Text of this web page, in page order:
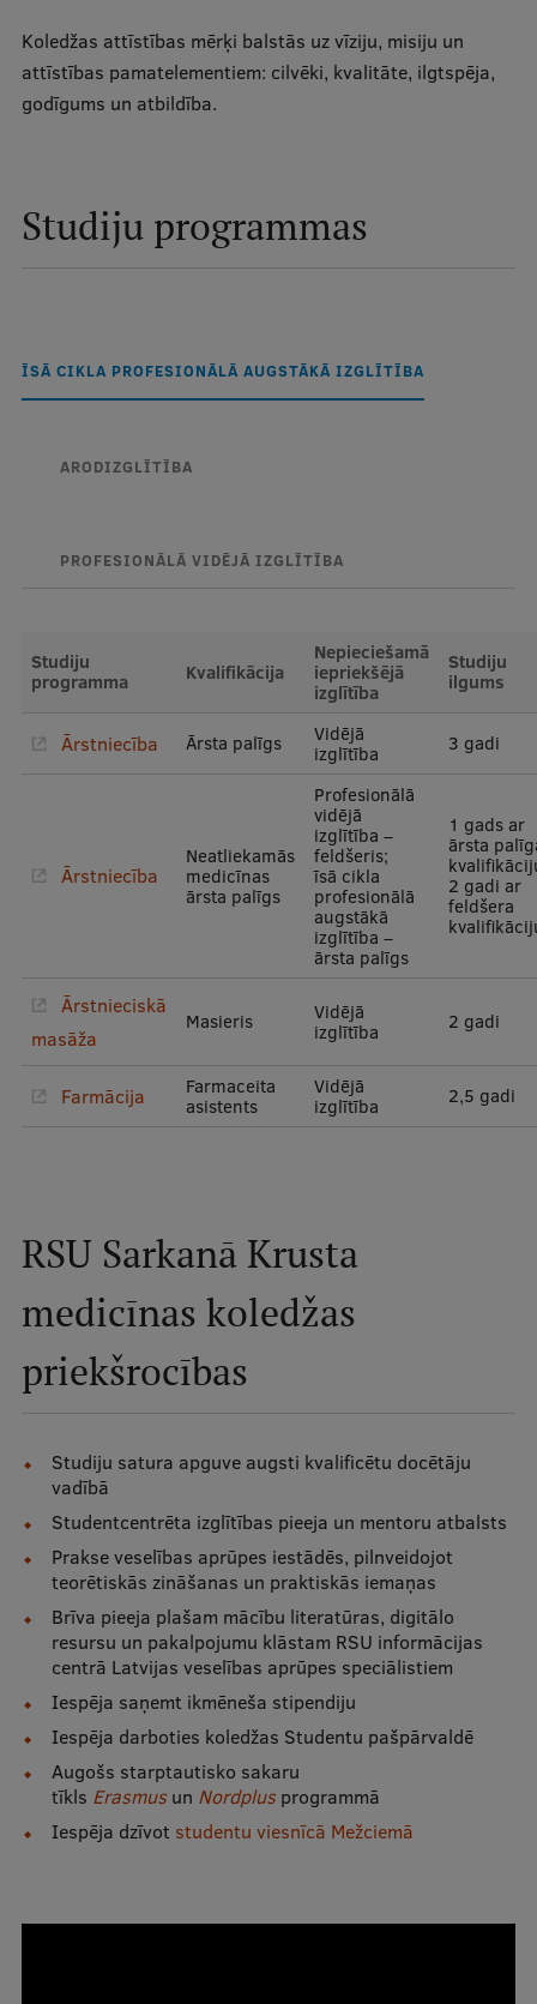
Virtuālā tūre
Ilgtspējīga attīstība
Studiju un vides pieejamība
Suvenīri un grāmatas
Atvērtā universitāte
Profesionālās pilnveides kursi
Pedagoģiskās izaugsmes centrs
Kvalifikācijas atbilstības pārbaude
Zinātniskie institūti un laboratorijas
Zinātnes ietekme
Pētniecības platformas
Zinātnieku brokastis
Vertikāli integrētie projekti
Zinātniskās konferences
Starptautiskā sadarbība
Mobilitātes programmas
Starptautiskie projekti
Starptautiskie sadarbības partneri
EURAXESS RSU kontaktpunkts
EATRIS koordinators Latvijā
Koledžas attīstības mērķi balstās uz vīziju, misiju un
attīstības pamatelementiem: cilvēki, kvalitāte, ilgtspēja,
godīgums un atbildība.
Studiju programmas
ĪSĀ CIKLA PROFESIONĀLĀ AUGSTĀKĀ IZGLĪTĪBA
ARODIZGLĪTĪBA
PROFESIONĀLĀ VIDĒJĀ IZGLĪTĪBA
Studiju
programma
Kvalifikācija
Nepieciešamā
iepriekšējā
izglītība
Studiju
ilgums
Ārstniecība Ārsta palīgs
Vidējā
izglītība
3 gadi
Ārstniecība
Neatliekamās
medicīnas
ārsta palīgs
Profesionālā
vidējā
izglītība –
feldšeris;
īsā cikla
profesionālā
augstākā
izglītība –
ārsta palīgs
1 gads ar
ārsta
2 gadi ar
feldšera
Ārstnieciskā
masāža
Masieris
Vidējā
izglītība
2 gadi
Farmācija
Farmaceita
asistents
Vidējā
izglītība
2,5 gadi
RSU Sarkanā Krusta
medicīnas koledžas
priekšrocības
Studiju satura apguve augsti kvalificētu docētāju
vadībā
Studentcentrēta izglītības pieeja un mentoru atbalsts
Prakse veselības aprūpes iestādēs, pilnveidojot
teorētiskās zināšanas un praktiskās iemaņas
Brīva pieeja plašam mācību literatūras, digitālo
resursu un pakalpojumu klāstam RSU informācijas
centrā Latvijas veselības aprūpes speciālistiem
Iespēja saņemt ikmēneša stipendiju
Iespēja darboties koledžas Studentu pašpārvaldē
Augošs starptautisko sakaru
tīkls Erasmus un Nordplus programmā
Iespēja dzīvotstudentu viesnīcā Mežciemā